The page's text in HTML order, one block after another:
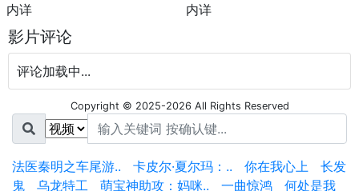
内详
内详
影片评论
评论加载中...
Copyright © 2025-2026 All Rights Reserved
法医秦明之车尾游.. 卡皮尔·夏尔玛：.. 你在我心上
长发
鬼
乌龙特工 萌宝神助攻：妈咪.. 一曲惊鸿 何处是我